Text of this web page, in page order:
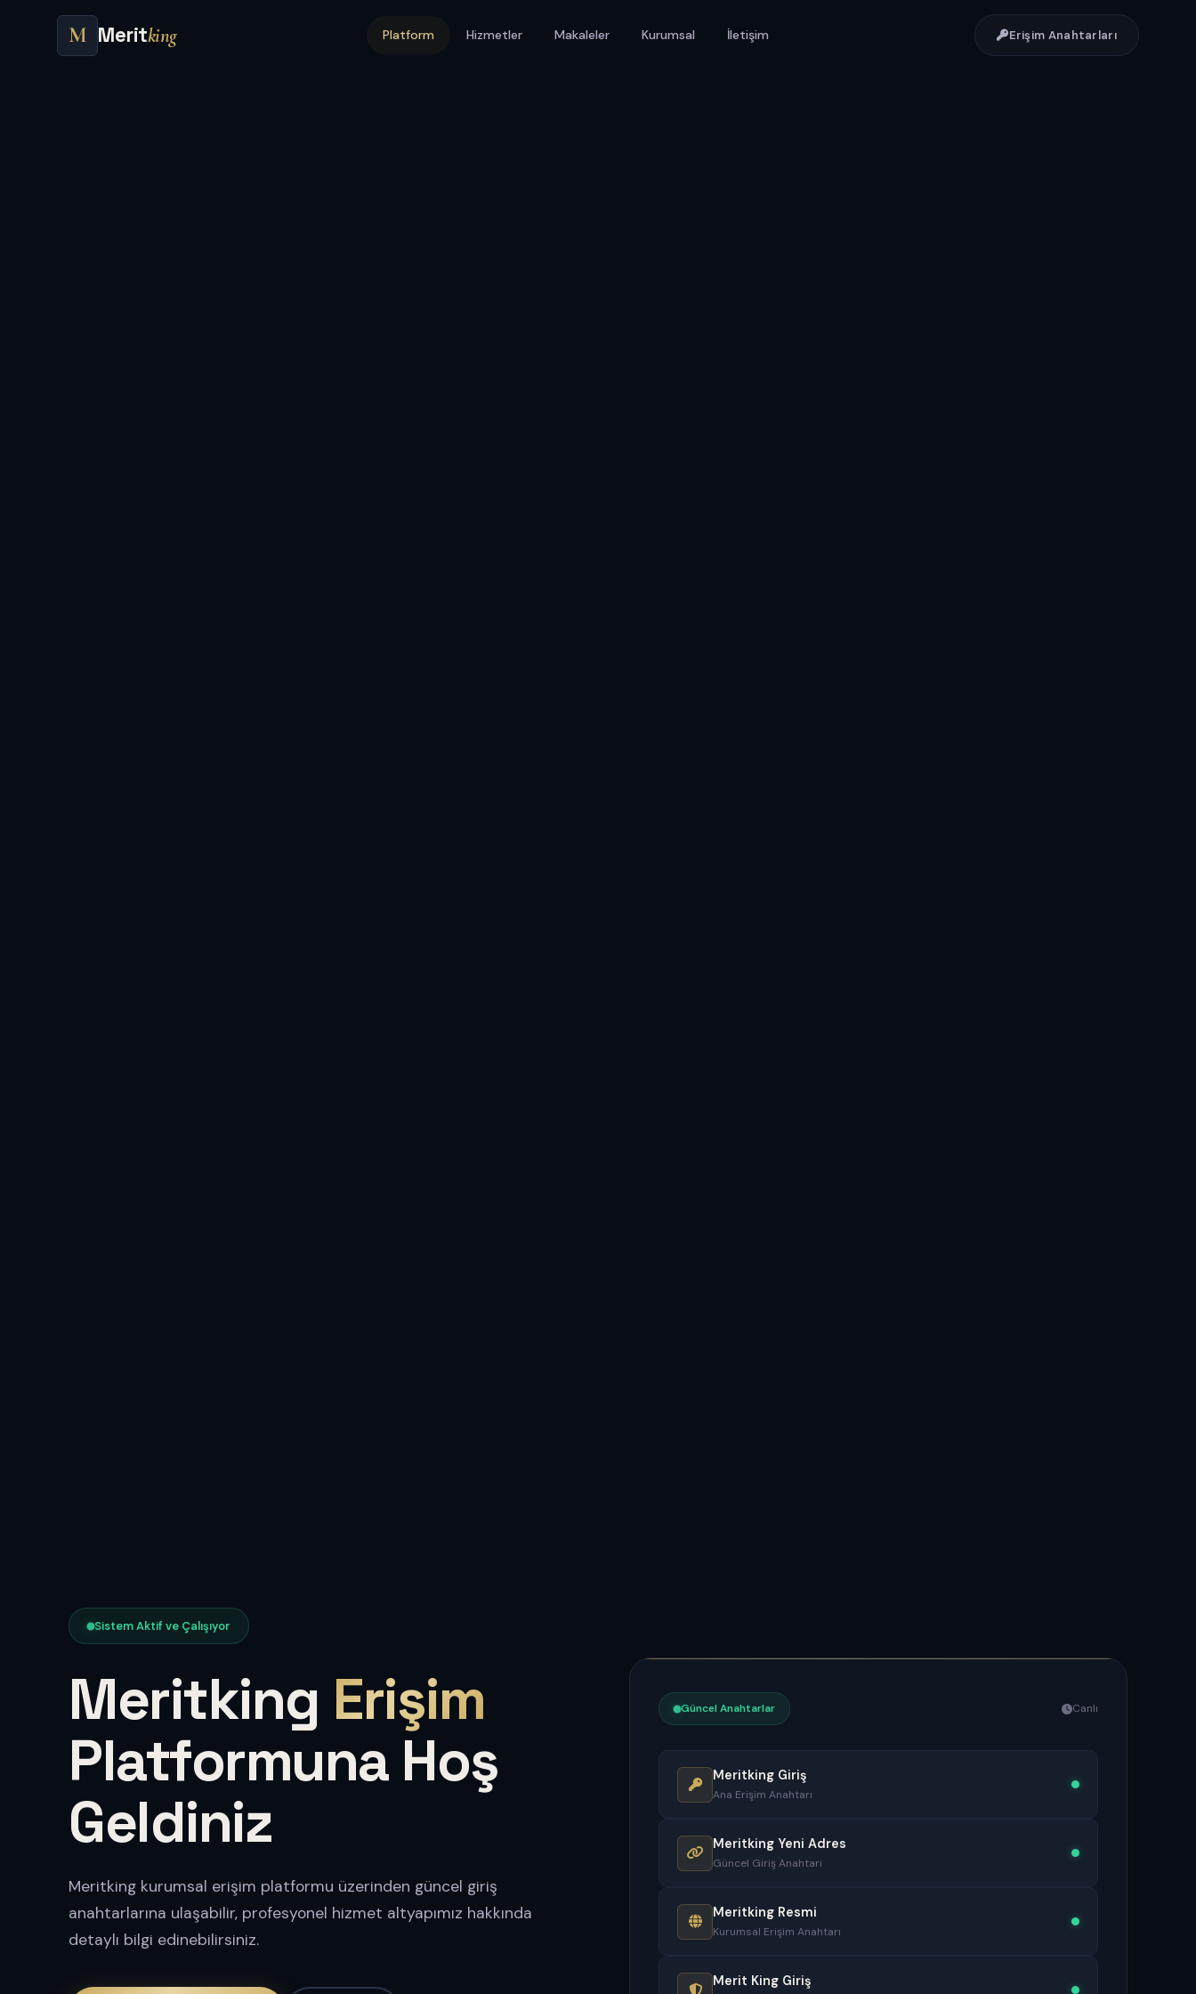
M Meritking Platform Hizmetler Makaleler Kurumsal İletişim Erişim Anahtarları
Sistem Aktif ve Çalışıyor
Meritking Erişim
Platformuna Hoş
Geldiniz
Meritking kurumsal erişim platformu üzerinden güncel giriş
anahtarlarına ulaşabilir, profesyonel hizmet altyapımız hakkında
detaylı bilgi edinebilirsiniz.
Güncel Anahtarlar Canlı
Meritking Giriş
Ana Erişim Anahtarı
Meritking Yeni Adres
Güncel Giriş Anahtarı
Meritking Resmi
Kurumsal Erişim Anahtarı
Merit King Giriş